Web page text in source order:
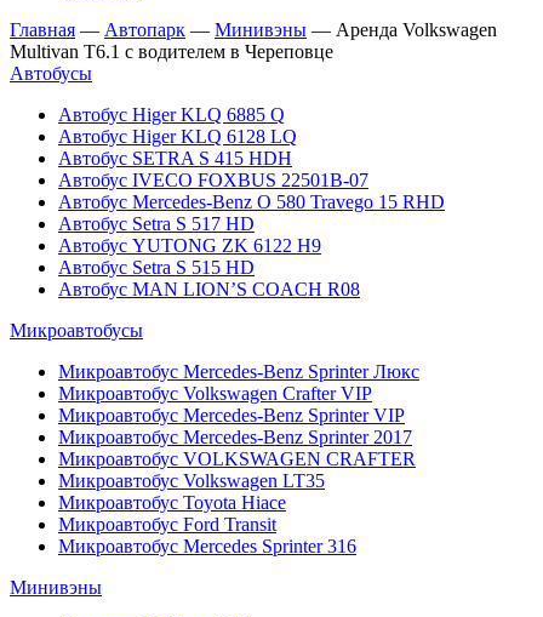
Главная — Автопарк — Минивэны — Аренда Volkswagen
Multivan T6.1 с водителем в Череповце
Автобусы
Автобус Higer KLQ 6885 Q
Автобус Higer KLQ 6128 LQ
Автобус SETRA S 415 HDH
Автобус IVECO FOXBUS 22501В-07
Автобус Mercedes-Benz O 580 Travego 15 RHD
Автобус Setra S 517 HD
Автобус YUTONG ZK 6122 H9
Автобус Setra S 515 HD
Автобус MAN LION’S COACH R08
Микроавтобусы
Микроавтобус Mercedes-Benz Sprinter Люкс
Микроавтобус Volkswagen Crafter VIP
Микроавтобус Mercedes-Benz Sprinter VIP
Микроавтобус Mercedes-Benz Sprinter 2017
Микроавтобус VOLKSWAGEN CRAFTER
Микроавтобус Volkswagen LT35
Микроавтобус Toyota Hiace
Микроавтобус Ford Transit
Микроавтобус Mercedes Sprinter 316
Минивэны